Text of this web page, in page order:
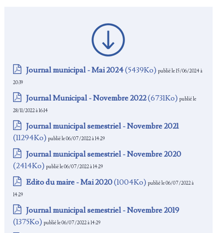
Journal municipal - Mai 2024(5439Ko)publié le 15/06/2024 à
20:39
Journal Municipal - Novembre 2022(6731Ko)publié le
28/11/2022 à 16:14
Journal municipal semestriel - Novembre 2021
(11294Ko)publié le 06/07/2022 à 14:29
Journal municipal semestriel - Novembre 2020
(2414Ko)publié le 06/07/2022 à 14:29
Edito du maire - Mai 2020(1004Ko)publié le 06/07/2022 à
14:29
Journal municipal semestriel - Novembre 2019
(1375Ko)publié le 06/07/2022 à 14:29